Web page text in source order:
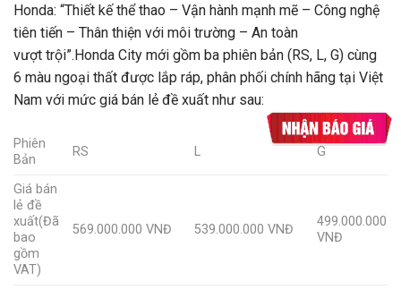
Honda: “Thiết kế thể thao – Vận hành mạnh mẽ – Công nghệ
tiên tiến – Thân thiện với môi trường – An toàn
vượt trội”.Honda City mới gồm ba phiên bản (RS, L, G) cùng
6 màu ngoại thất được lắp ráp, phân phối chính hãng tại Việt
Nam với mức giá bán lẻ đề xuất như sau:
Phiên
Bản
RS L G
Giá bán
lẻ đề
xuất(Đã
bao
gồm
VAT)
569.000.000 VNĐ 539.000.000 VNĐ
499.000.000
VNĐ